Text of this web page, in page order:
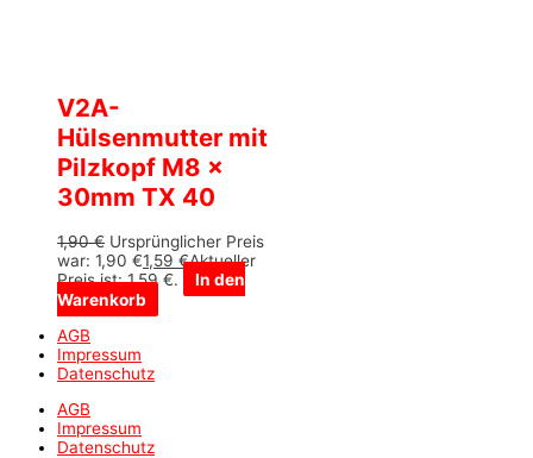
V2A-
Hülsenmutter mit
Pilzkopf M8 x
30mm TX 40
1,90€ Ursprünglicher Preis
war: 1,90 €1,59 €Aktueller
Preis ist: 1,59 €.
In den
Warenkorb
AGB
Impressum
Datenschutz
AGB
Impressum
Datenschutz